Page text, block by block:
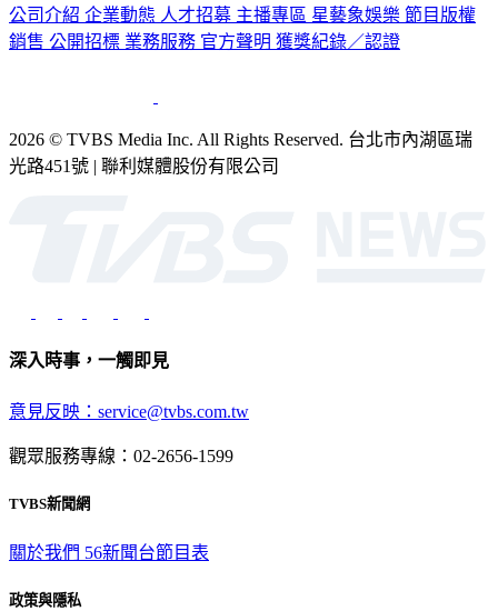
公司介紹 企業動態 人才招募 主播專區 星藝象娛樂 節目版權
銷售 公開招標 業務服務 官方聲明 獲獎紀錄／認證
2026 © TVBS Media Inc. All Rights Reserved. 台北市內湖區瑞
光路451號 | 聯利媒體股份有限公司
深入時事，一觸即見
意見反映：service@tvbs.com.tw
觀眾服務專線：02-2656-1599
TVBS新聞網
關於我們 56新聞台節目表
政策與隱私